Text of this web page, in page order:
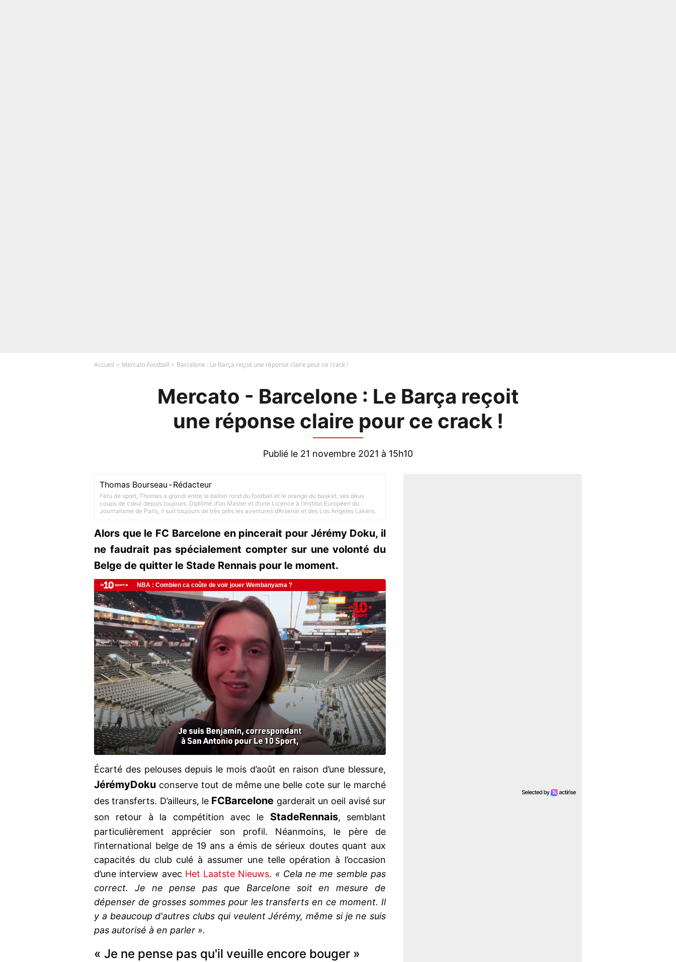
Accueil Mercato Football Barcelone : Le Barça reçoit une réponse claire pour ce crack !
Mercato - Barcelone : Le Barça reçoit
une réponse claire pour ce crack !
Publié le 21 novembre 2021 à 15h10
Thomas Bourseau -Rédacteur
Féru de sport, Thomas a grandi entre le ballon rond du football et le orange du basket, ses deux
coups de cœur depuis toujours. Diplômé d’un Master et d’une Licence à l’Institut Européen du
Journalisme de Paris, il suit toujours de très près les aventures d’Arsenal et des Los Angeles Lakers.
Alors que le FC Barcelone en pincerait pour Jérémy Doku, il
ne faudrait pas spécialement compter sur une volonté du
Belge de quitter le Stade Rennais pour le moment.
Écarté des pelouses depuis le mois d’août en raison d’une blessure,
JérémyDoku conserve tout de même une belle cote sur le marché
des transferts. D’ailleurs, le FCBarcelone garderait un oeil avisé sur
son retour à la compétition avec le StadeRennais, semblant
particulièrement apprécier son profil. Néanmoins, le père de
l’international belge de 19 ans a émis de sérieux doutes quant aux
capacités du club culé à assumer une telle opération à l’occasion
d’une interview avec Het Laatste Nieuws. « Cela ne me semble pas
correct. Je ne pense pas que Barcelone soit en mesure de
dépenser de grosses sommes pour les transferts en ce moment. Il
y a beaucoup d'autres clubs qui veulent Jérémy, même si je ne suis
pas autorisé à en parler ».
« Je ne pense pas qu'il veuille encore bouger »